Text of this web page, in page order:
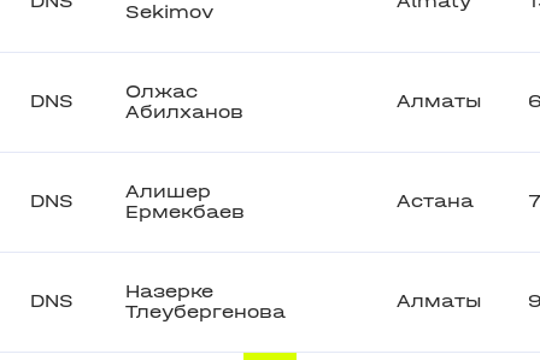
Sekimov
DNS
Олжас
Абилханов
Алматы
DNS
Алишер
Ермекбаев
Астана
DNS
Назерке
Тлеубергенова
Алматы